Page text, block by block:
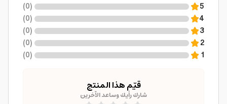
5
(
0
)
4
(
0
)
3
(
0
)
2
(
0
)
1
(
0
)
قيّم هذا المنتج
شارك رأيك وساعد الآخرين